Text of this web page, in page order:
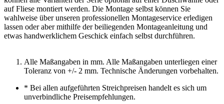
auf Fliese montiert werden. Die Montage selbst können Sie
wahlweise über unseren professionellen Montageservice erledigen
lassen oder aber mithilfe der beiliegenden Montageanleitung und
etwas handwerklichem Geschick einfach selbst durchführen.
Alle Maßangaben in mm. Alle Maßangaben unterliegen einer
Toleranz von +/- 2 mm. Technische Änderungen vorbehalten.
* Bei allen aufgeführten Streichpreisen handelt es sich um
unverbindliche Preisempfehlungen.